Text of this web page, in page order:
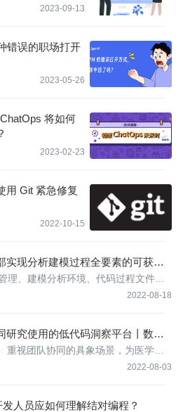
2023-09-13
错误的职场打开
2023-05-26
将如何
2023-02-23
用 Git 紧急修复
2022-10-15
实现分析建模过程全要素的可获得
2022-08-18
理、建模分析环境、代码过程文件等
机制，各要素的可获得性和可复现性
研究使用的低代码洞察平台丨数据
2022-08-03
视团队协同的具象场景，为医学研
人员应如何理解结对编程？